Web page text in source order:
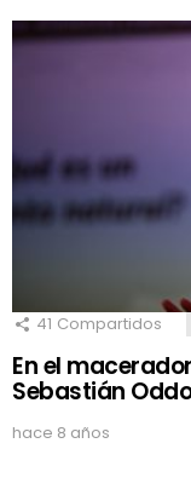
41 Compartidos
En el
Sebastián
hace 8 años